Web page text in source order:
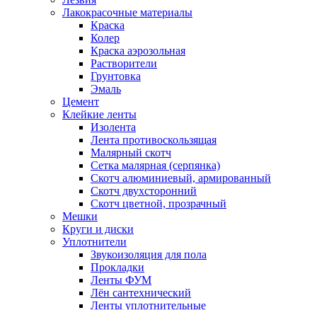
Лакокрасочные материалы
Краска
Колер
Краска аэрозольная
Растворители
Грунтовка
Эмаль
Цемент
Клейкие ленты
Изолента
Лента противоскользящая
Малярный скотч
Сетка малярная (серпянка)
Скотч алюминиевый, армированный
Скотч двухсторонний
Скотч цветной, прозрачный
Мешки
Круги и диски
Уплотнители
Звукоизоляция для пола
Прокладки
Ленты ФУМ
Лён сантехнический
Ленты уплотнительные